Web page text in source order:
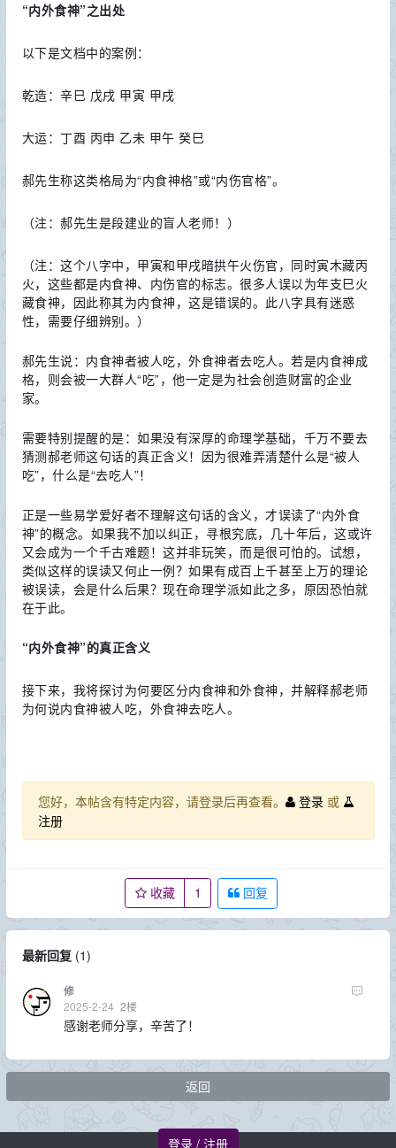
登录 / 注册
“内外食神”之出处
以下是文档中的案例：
乾造：辛巳 戊戌 甲寅 甲戌
大运：丁酉 丙申 乙未 甲午 癸巳
郝先生称这类格局为“内食神格”或“内伤官格”。
（注：郝先生是段建业的盲人老师！）
（注：这个八字中，甲寅和甲戌暗拱午火伤官，同时寅木藏丙
火，这些都是内食神、内伤官的标志。很多人误以为年支巳火
藏食神，因此称其为内食神，这是错误的。此八字具有迷惑
性，需要仔细辨别。）
郝先生说：内食神者被人吃，外食神者去吃人。若是内食神成
格，则会被一大群人“吃”，他一定是为社会创造财富的企业
家。
需要特别提醒的是：如果没有深厚的命理学基础，千万不要去
猜测郝老师这句话的真正含义！因为很难弄清楚什么是“被人
吃”，什么是“去吃人”！
正是一些易学爱好者不理解这句话的含义，才误读了“内外食
神”的概念。如果我不加以纠正，寻根究底，几十年后，这或许
又会成为一个千古难题！这并非玩笑，而是很可怕的。试想，
类似这样的误读又何止一例？如果有成百上千甚至上万的理论
被误读，会是什么后果？现在命理学派如此之多，原因恐怕就
在于此。
“内外食神”的真正含义
接下来，我将探讨为何要区分内食神和外食神，并解释郝老师
为何说内食神被人吃，外食神去吃人。
您好，本帖含有特定内容，请登录后再查看。 登录 或
注册
收藏 1 回复
最新回复(1)
修
2025-2-24 2楼
感谢老师分享，辛苦了！
返回